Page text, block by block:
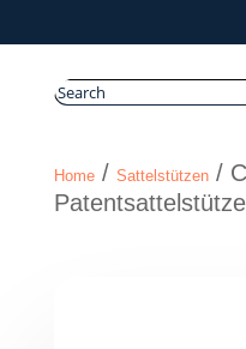
Home/ Sattelstützen/